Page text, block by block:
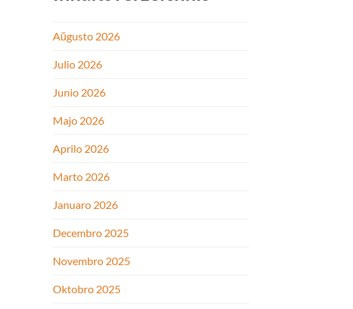
Aŭgusto 2026
Julio 2026
Junio 2026
Majo 2026
Aprilo 2026
Marto 2026
Januaro 2026
Decembro 2025
Novembro 2025
Oktobro 2025